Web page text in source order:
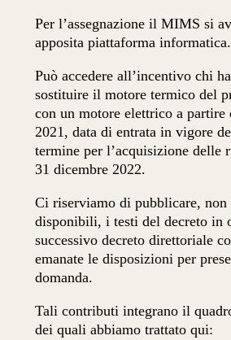
Per l’assegnazione il MIMS si
apposita piattaforma informatica.
Può accedere all’incentivo chi
sostituire il motore termico del
con un motore elettrico a partire
2021, data di entrata in vigore
termine per l’acquisizione delle
31 dicembre 2022.
Ci riserviamo di pubblicare, non
disponibili, i testi del decreto in
successivo decreto direttoriale
emanate le disposizioni per
domanda.
Tali contributi integrano il
dei quali abbiamo trattato qui: